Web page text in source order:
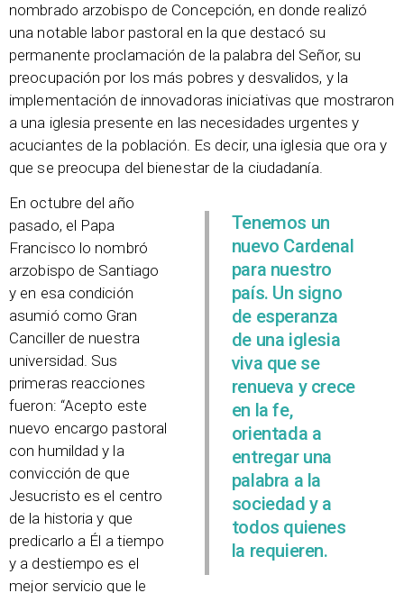
nombrado arzobispo de Concepción, en donde realizó
una notable labor pastoral en la que destacó su
permanente proclamación de la palabra del Señor, su
preocupación por los más pobres y desvalidos, y la
implementación de innovadoras iniciativas que mostraron
a una iglesia presente en las necesidades urgentes y
acuciantes de la población. Es decir, una iglesia que ora y
que se preocupa del bienestar de la ciudadanía.
Tenemos un
nuevo Cardenal
para nuestro
país. Un signo
de esperanza
de una iglesia
viva que se
renueva y crece
en la fe,
orientada a
entregar una
palabra a la
sociedad y a
todos quienes
la requieren.
En octubre del año
pasado, el Papa
Francisco lo nombró
arzobispo de Santiago
y en esa condición
asumió como Gran
Canciller de nuestra
universidad. Sus
primeras reacciones
fueron: “Acepto este
nuevo encargo pastoral
con humildad y la
convicción de que
Jesucristo es el centro
de la historia y que
predicarlo a Él a tiempo
y a destiempo es el
mejor servicio que le